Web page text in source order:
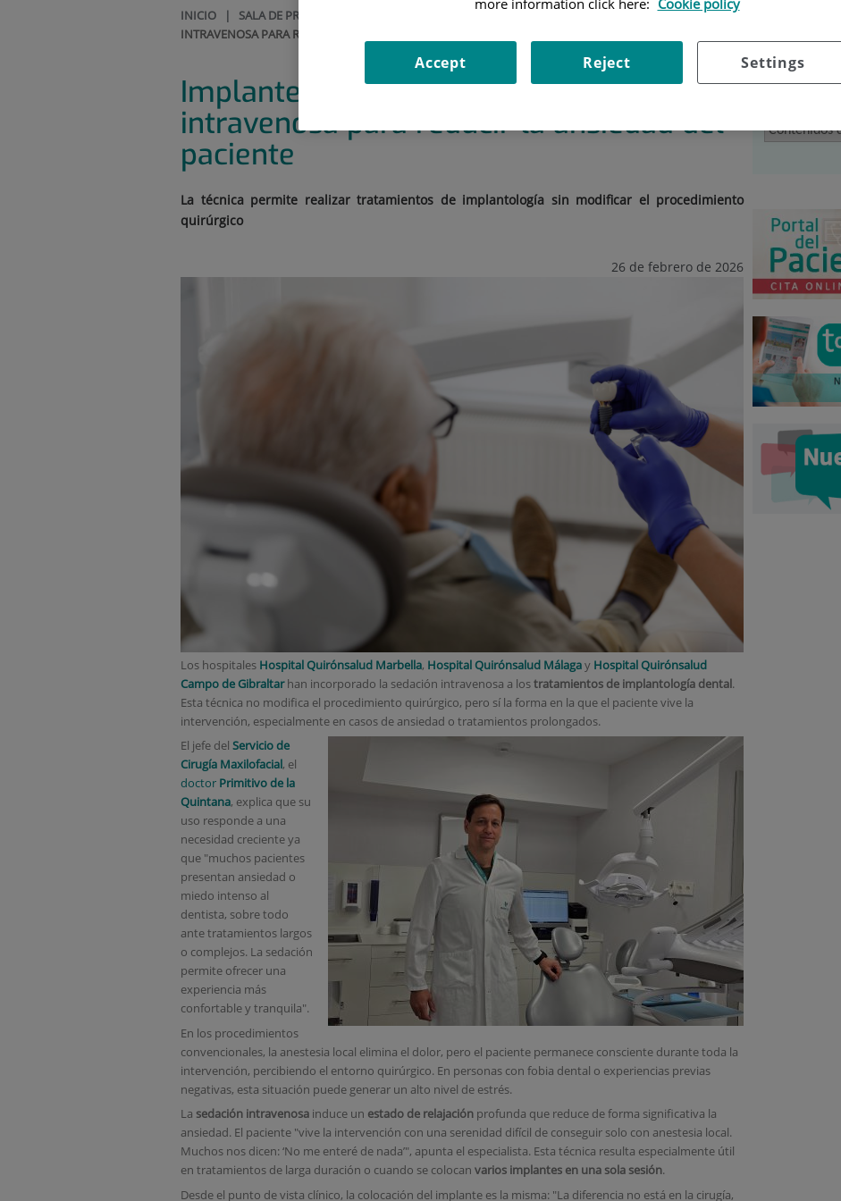
INICIO | SALA DE PRENSA
IMPLANTES DENTALES CON SEDACIÓN
INTRAVENOSA PARA REDUCIR LA ANSIEDAD DEL PACIENTE
Implantes dentales con sedación
intravenosa para reducir la ansiedad del
paciente
La técnica permite realizar tratamientos de implantología sin modificar el procedimiento
quirúrgico
26 de febrero de 2026
Los hospitales Hospital Quirónsalud Marbella, Hospital Quirónsalud Málagay Hospital Quirónsalud
Campo de Gibraltarhan incorporado la sedación intravenosa a lostratamientos de implantología dental.
Esta técnica no modifica el procedimiento quirúrgico, pero sí la forma en la que el paciente vive la
intervención, especialmente en casos de ansiedad o tratamientos prolongados.
El jefe del Servicio de
Cirugía Maxilofacial, el
doctor Primitivo de la
Quintana, explica que su
uso responde a una
necesidad creciente ya
que "muchos pacientes
presentan ansiedad o
miedo intenso al
dentista, sobre todo
ante tratamientos largos
o complejos. La sedación
permite ofrecer una
experiencia más
confortable y tranquila".
En los procedimientos
convencionales, la anestesia local elimina el dolor, pero el paciente permanece consciente durante toda la
intervención, percibiendo el entorno quirúrgico. En personas con fobia dental o experiencias previas
negativas, esta situación puede generar un alto nivel de estrés.
La sedación intravenosa induce un estado de relajación profunda que reduce de forma significativa la
ansiedad. El paciente "vive la intervención con una serenidad difícil de conseguir solo con anestesia local.
Muchos nos dicen: ‘No me enteré de nada’", apunta el especialista. Esta técnica resulta especialmente útil
en tratamientos de larga duración o cuando se colocan varios implantes en una sola sesión.
Desde el punto de vista clínico, la colocación del implante es la misma: "La diferencia no está en la cirugía,
Sala
more information click here: Cookie policy
Settings
Reject
Accept